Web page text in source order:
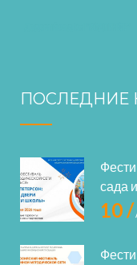
ПОСЛЕДНИЕ
сада
10 /